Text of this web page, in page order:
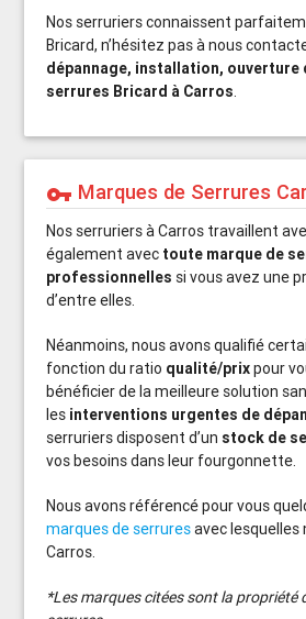
Nos serruriers connaissent
Bricard, n’hésitez pas à nous
dépannage, installation, ouverture
serrures Bricard à Carros.
vpn_key Marques de Serrures
Nos serruriers à Carros travaillent
également avec toute marque de
professionnelles si vous avez une
d’entre elles.
Néanmoins, nous avons qualifié
fonction du ratio qualité/prixpour
bénéficier de la meilleure solution
les interventions urgentes de
serruriers disposent d’un stock de
vos besoins dans leur fourgonnette.
Nous avons référencé pour vous
marques de serruresavec lesquelles
Carros.
*Les marques citées sont la propriété